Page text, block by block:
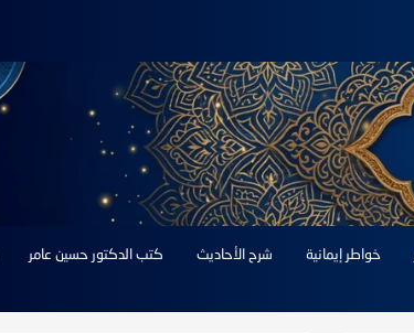
خواطر إيمانية شرح الأحاديث كتب الدكتور حسين عامر